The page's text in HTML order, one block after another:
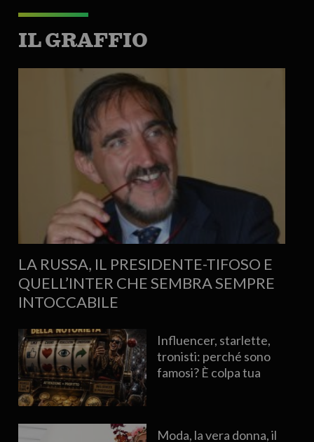
IL GRAFFIO
LA RUSSA, IL PRESIDENTE-TIFOSO E
QUELL’INTER CHE SEMBRA SEMPRE
INTOCCABILE
Influencer, starlette,
tronisti: perché sono
famosi? È colpa tua
Moda, la vera donna, il